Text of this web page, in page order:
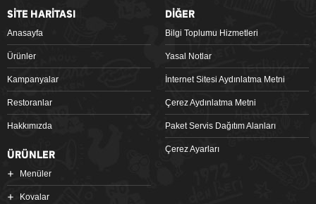
SİTE HARİTASI
Anasayfa
Ürünler
Kampanyalar
Restoranlar
Hakkımızda
DİĞER
Bilgi Toplumu Hizmetleri
Yasal Notlar
İnternet Sitesi Aydınlatma Metni
Çerez Aydınlatma Metni
Paket Servis Dağıtım Alanları
Çerez Ayarları
ÜRÜNLER
Menüler
Kovalar